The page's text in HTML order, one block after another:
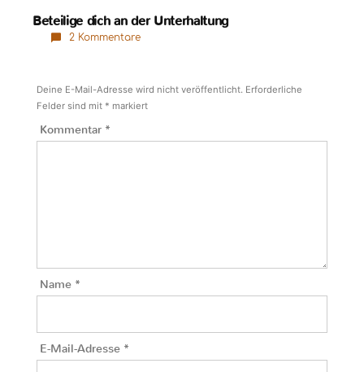
Beteilige dich an der Unterhaltung
2 Kommentare
Deine E-Mail-Adresse wird nicht veröffentlicht. Erforderliche
Felder sind mit * markiert
Kommentar *
Name *
E-Mail-Adresse *